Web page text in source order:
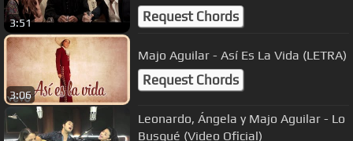
3:51 Request Chords
3:06
Majo Aguilar - Así Es La Vida (LETRA)
Request Chords
Leonardo, Ángela y Majo Aguilar - Lo
Busqué (Video Oficial)